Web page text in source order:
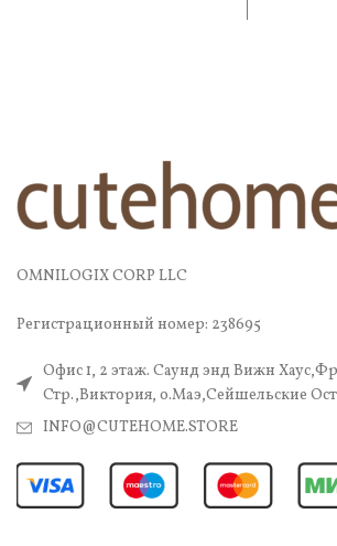
OMNILOGIX CORP LLC
Регистрационный номер: 238695
Офис 1, 2 этаж. Саунд энд Вижн
Стр.,Виктория, о.Маэ,Сейшельские
INFO@CUTEHOME.STORE